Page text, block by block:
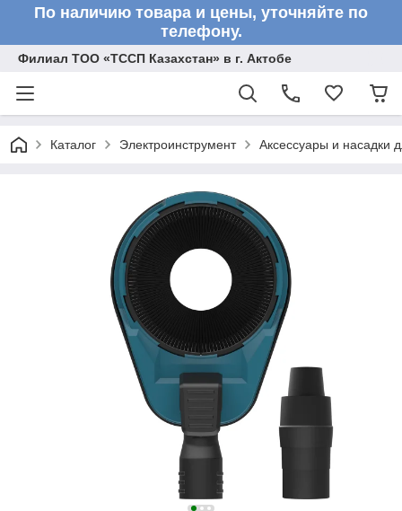
По наличию товара и цены, уточняйте по
телефону.
Филиал ТОО «ТССП Казахстан» в г. Актобе
Каталог Электроинструмент Аксессуары и насадки